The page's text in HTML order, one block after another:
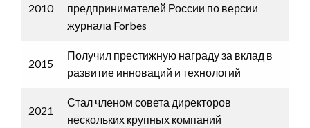
2010
предпринимателей России по версии
журнала Forbes
2015
Получил престижную награду за вклад в
развитие инноваций и технологий
2021
Стал членом совета директоров
нескольких крупных компаний